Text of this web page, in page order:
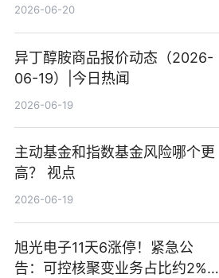
2026-06-20
异丁醇胺商品报价动态（2026-
06-19）|今日热闻
2026-06-19
主动基金和指数基金风险哪个更
高？ 视点
2026-06-19
旭光电子11天6涨停！紧急公
告：可控核聚变业务占比约2%！